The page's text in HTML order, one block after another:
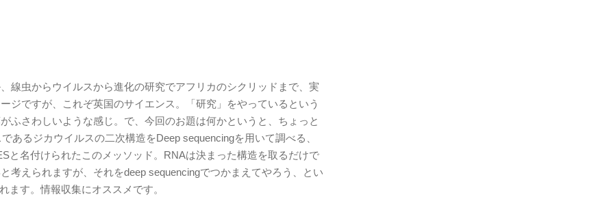
線虫からウイルスから進化の研究でアフリカのシクリッドまで、実
ジですが、これぞ英国のサイエンス。「研究」をやっているという
ふさわしいような感じ。で、今回のお題は何かというと、ちょっと
あるジカウイルスの二次構造をDeep sequencingを用いて調べる、
と名付けられたこのメッソッド。RNAは決まった構造を取るだけで
考えられますが、それをdeep sequencingでつかまえてやろう、とい
ます。情報収集にオススメです。